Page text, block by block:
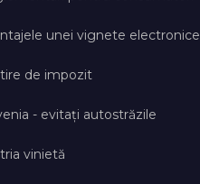
unei vignete electronice
de impozit
- evitați autostrăzile
vinietă